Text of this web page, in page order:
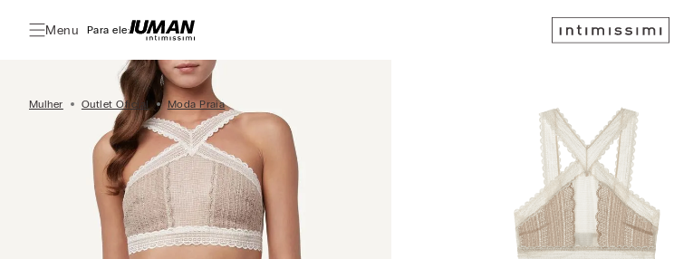
Menu Para ele:
Mulher Outlet Oficial Moda Praia